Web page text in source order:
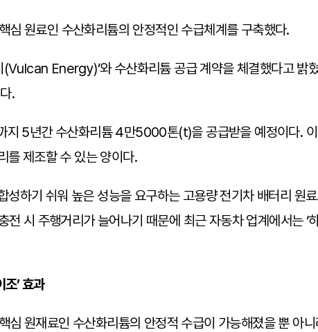
심 원료인 수산화리튬의 안정적인 수급체계를 구축했다.
Energy)’와 수산화리튬 공급 계약을 체결했다고 밝
.
5년간 수산화리튬 4만5000톤(t)을 공급받을 예정이다.
를 제조할 수 있는 양이다.
성하기 쉬워 높은 성능을 요구하는 고용량 전기차 배터리 원
시 주행거리가 늘어나기 때문에 최근 자동차 업계에서는 ‘
’ 효과
심 원재료인 수산화리튬의 안정적 수급이 가능해졌을 뿐 아